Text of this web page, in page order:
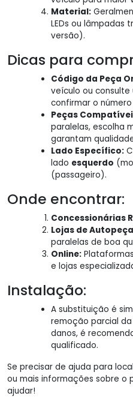
Material:
LEDs ou lâmpadas
versão).
Dicas para
Código da Peça
veículo ou
confirmar o
Peças
paralelas, escolha
garantam
Lado Específico:
lado esquerdo
(passageiro).
Onde encontrar:
Concessionárias
Lojas de
paralelas de boa
Online:
e lojas
Instalação:
A substituição é
remoção parcial
danos, é
qualificado.
Se precisar de ajuda para
ou mais informações sobre o
ajudar!